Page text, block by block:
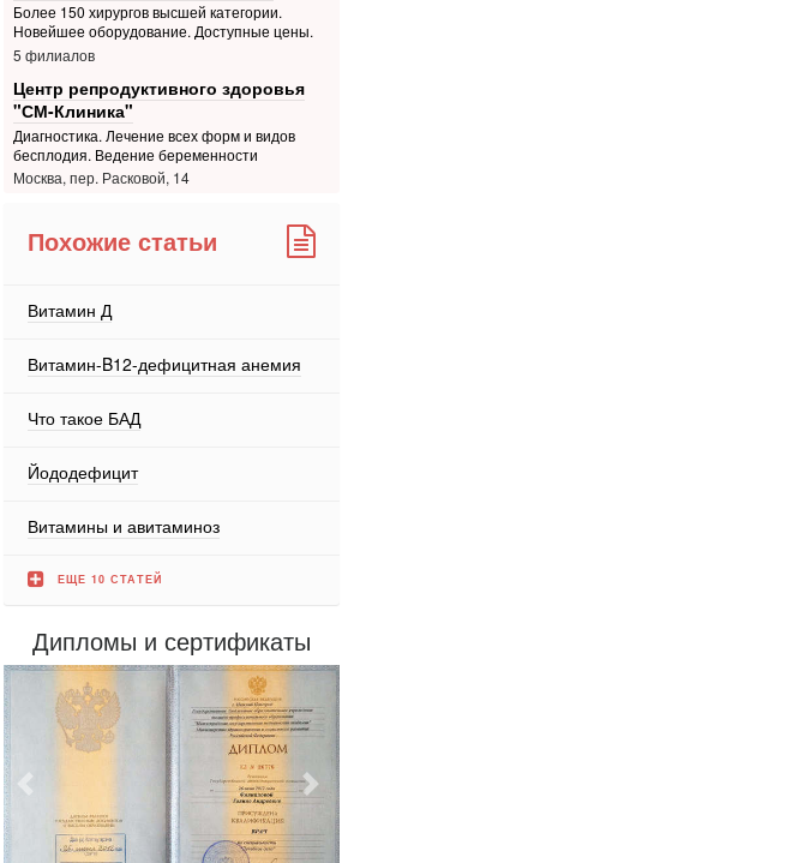
Более 150 хирургов высшей категории.
Новейшее оборудование. Доступные цены.
5 филиалов
Центр репродуктивного здоровья
"СМ-Клиника"
Диагностика. Лечение всех форм и видов
бесплодия. Ведение беременности
Москва, пер. Расковой, 14
Похожие статьи
Витамин Д
Витамин-B12-дефицитная анемия
Что такое БАД
Йододефицит
Витамины и авитаминоз
ЕЩЕ 10 СТАТЕЙ
Дипломы и сертификаты
Предыдущий Следующий